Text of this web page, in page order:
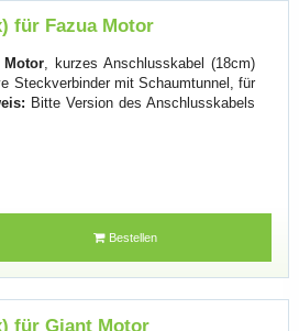
für Fazua Motor
Motor, kurzes Anschlusskabel (18cm)
Steckverbinder mit Schaumtunnel, für
Bitte Version des Anschlusskabels
Bestellen
für Giant Motor